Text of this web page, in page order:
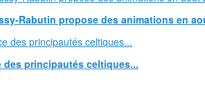
Rabutin propose des animations en
des principautés celtiques...